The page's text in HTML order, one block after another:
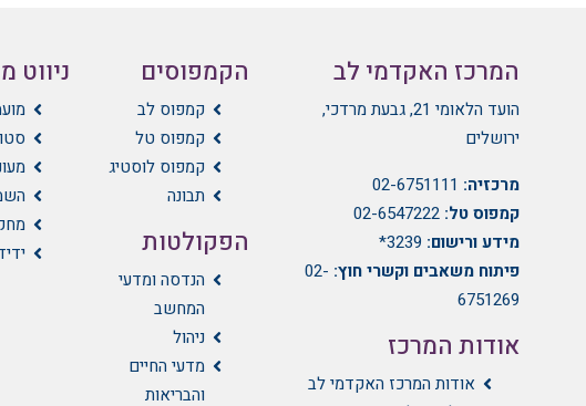
המרכז האקדמי לב
הועד הלאומי 21, גבעת מרדכי,
ירושלים
מרכזיה: 02-6751111
קמפוס טל: 02-6547222
מידע ורישום: 3239*
פיתוח משאבים וקשרי חוץ: 02-
6751269
אודות המרכז
אודות המרכז האקדמי לב
הקמפוסים
קמפוס לב
קמפוס טל
קמפוס לוסטיג
תבונה
הפקולטות
הנדסה ומדעי
המחשב
ניהול
מדעי החיים
והבריאות
ניווט